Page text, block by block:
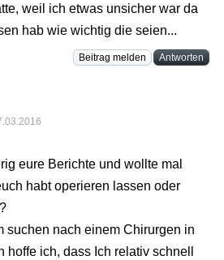
weil ich etwas unsicher war da
hab wie wichtig die seien...
Beitrag melden Antworten
eure Berichte und wollte mal
habt operieren lassen oder
suchen nach einem Chirurgen in
hoffe ich, dass Ich relativ schnell